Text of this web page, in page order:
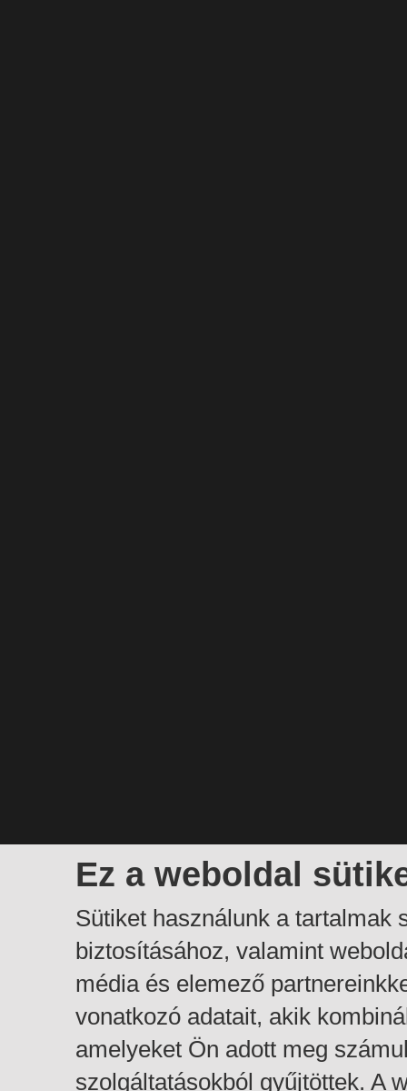
Ez a weboldal
Sütiket használunk a tartalmak
biztosításához, valamint
média és elemező
vonatkozó adatait, akik
amelyeket Ön adott meg
szolgáltatásokból gyűjtöttek. A